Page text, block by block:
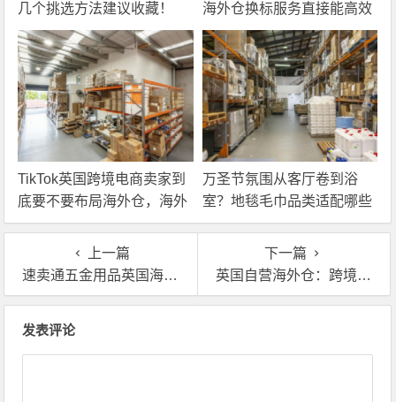
几个挑选方法建议收藏！
海外仓换标服务直接能高效
解决！
TikTok英国跨境电商卖家到
底要不要布局海外仓，海外
仓优势分析！
万圣节氛围从客厅卷到浴
室？地毯毛巾品类适配哪些
海外仓服务？
上一篇
速卖通五金用品英国海外仓代发怎么做？
下一篇
英国自营海外仓：跨境独立站电动自行车一件代发的本土解法
发表评论